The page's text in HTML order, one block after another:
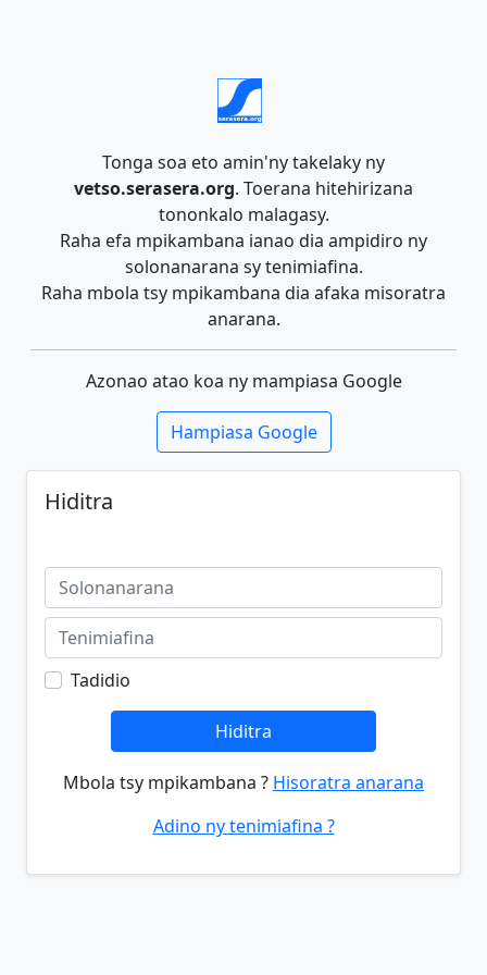
Tonga soa eto amin'ny takelaky ny
vetso.serasera.org. Toerana hitehirizana
tononkalo malagasy.
Raha efa mpikambana ianao dia ampidiro ny
solonanarana sy tenimiafina.
Raha mbola tsy mpikambana dia afaka misoratra
anarana.
Azonao atao koa ny mampiasa Google
Hampiasa Google
Hiditra
Tadidio
Hiditra
Mbola tsy mpikambana ? Hisoratra anarana
Adino ny tenimiafina ?